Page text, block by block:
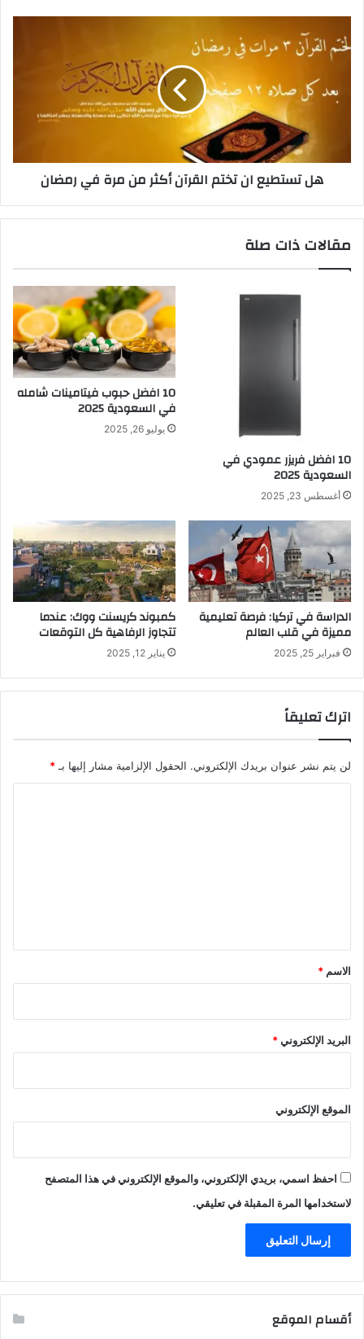
هل تستطيع ان تختم القرآن أكثر من مرة في رمضان
مقالات ذات صلة
10 افضل فريزر عمودي​ في
السعودية​ 2025
أغسطس 23, 2025
10 افضل حبوب فيتامينات شامله​
في السعودية 2025
يوليو 26, 2025
الدراسة في تركيا: فرصة تعليمية
مميزة في قلب العالم
فبراير 25, 2025
كمبوند كريسنت ووك: عندما
تتجاوز الرفاهية كل التوقعات
يناير 12, 2025
اترك تعليقاً
لن يتم نشر عنوان بريدك الإلكتروني. الحقول الإلزامية مشار إليها بـ*
*
الاسم *
البريد الإلكتروني*
الموقع الإلكتروني
احفظ اسمي، بريدي الإلكتروني، والموقع الإلكتروني في هذا المتصفح
لاستخدامها المرة المقبلة في تعليقي.
أقسام الموقع